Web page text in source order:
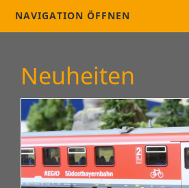
NAVIGATION ÖFFNEN
Neuheiten